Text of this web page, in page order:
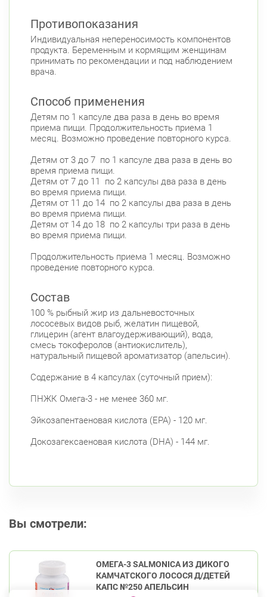
Противопоказания
Индивидуальная непереносимость компонентов
продукта. Беременным и кормящим женщинам
принимать по рекомендации и под наблюдением
врача.
Способ применения
Детям по 1 капсуле два раза в день во время
приема пищи. Продолжительность приема 1
месяц. Возможно проведение повторного курса.
Детям от 3 до 7 по 1 капсуле два раза в день во
время приема пищи.
Детям от 7 до 11 по 2 капсулы два раза в день
во время приема пищи.
Детям от 11 до 14 по 2 капсулы два раза в день
во время приема пищи.
Детям от 14 до 18 по 2 капсулы три раза в день
во время приема пищи.
Продолжительность приема 1 месяц. Возможно
проведение повторного курса.
Состав
100 % рыбный жир из дальневосточных
лососевых видов рыб, желатин пищевой,
глицерин (агент влагоудерживающий), вода,
смесь токоферолов (антиокислитель),
натуральный пищевой ароматизатор (апельсин).
Содержание в 4 капсулах (суточный прием):
ПНЖК Омега-3 - не менее 360 мг.
Эйкозапентаеновая кислота (EPA) - 120 мг.
Докозагексаеновая кислота (DHA) - 144 мг.
Вы смотрели:
ОМЕГА-3 SALMONICA ИЗ ДИКОГО
КАМЧАТСКОГО ЛОСОСЯ Д/ДЕТЕЙ
КАПС №250 АПЕЛЬСИН